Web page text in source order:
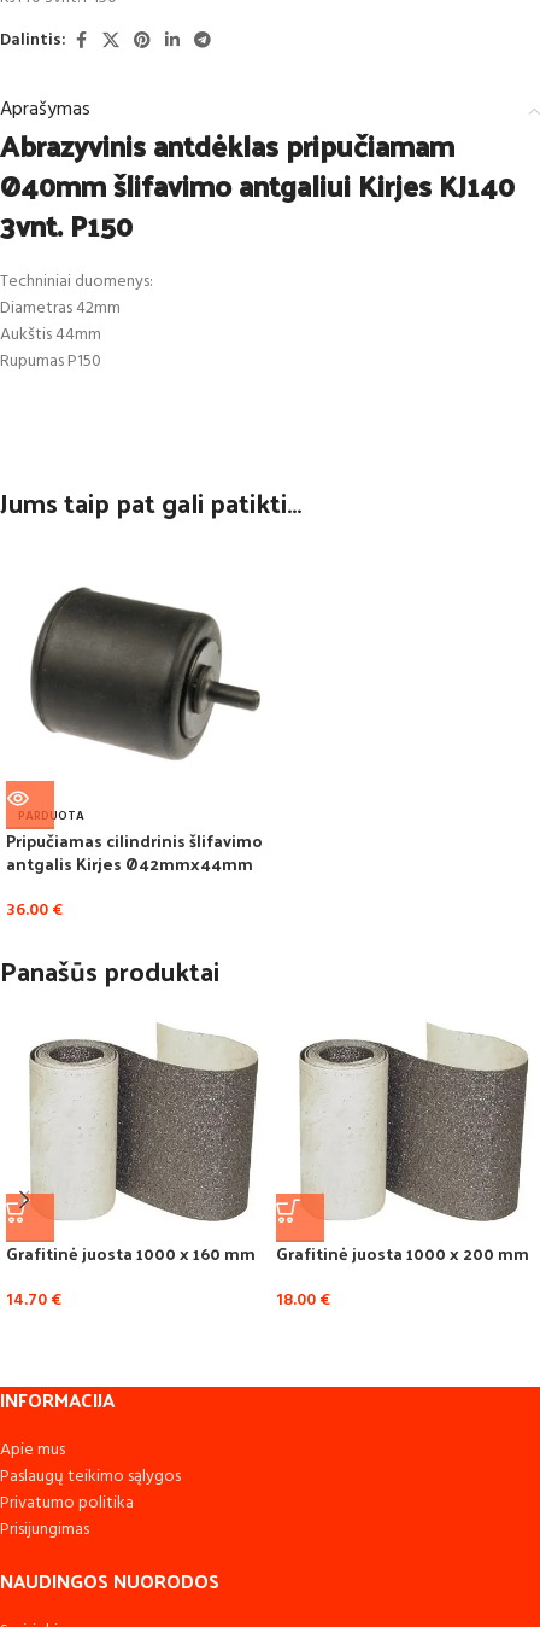
Dalintis:
Aprašymas
Abrazyvinis antdėklas pripučiamam
Ø40mm šlifavimo antgaliui Kirjes KJ140
3vnt. P150
Techniniai duomenys:
Diametras 42mm
Aukštis 44mm
Rupumas P150
Jums taip pat gali patikti…
PARDUOTA
Pripučiamas cilindrinis šlifavimo
antgalis Kirjes Ø42mmx44mm
36.00€
Panašūs produktai
Grafitinė juosta 1000 x 160 mm
14.70€
Grafitinė juosta 1000 x 200 mm
18.00€
INFORMACIJA
Apie mus
Paslaugų teikimo sąlygos
Privatumo politika
Prisijungimas
NAUDINGOS NUORODOS